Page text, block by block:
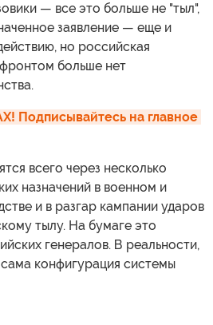
— все это больше не "тыл",
заявление — еще и
но российская
фронтом больше нет
Подписывайтесь на главное
всего через несколько
назначений в военном и
и в разгар кампании ударов
тылу. На бумаге это
генералов. В реальности,
конфигурация системы